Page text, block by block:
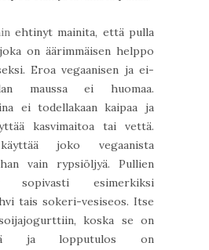
ehtinyt mainita, että pulla
on äärimmäisen helppo
Eroa vegaanisen ja ei-
maussa ei huomaa.
ei todellakaan kaipaa ja
kasvimaitoa tai vettä.
joko vegaanista
vain rypsiöljyä. Pullien
sopivasti esimerkiksi
tais sokeri-vesiseos. Itse
koska se on
ja lopputulos on